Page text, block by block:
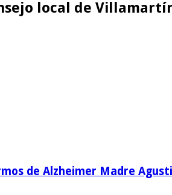
local de
de Alzheimer Madre